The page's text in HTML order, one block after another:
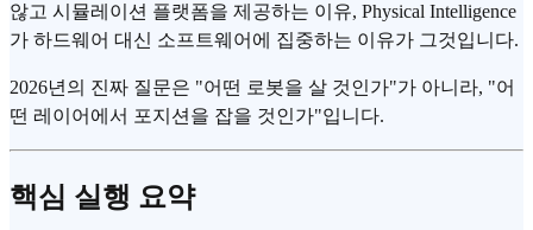
않고 시뮬레이션 플랫폼을 제공하는 이유, Physical Intelligence
가 하드웨어 대신 소프트웨어에 집중하는 이유가 그것입니다.
2026년의 진짜 질문은 "어떤 로봇을 살 것인가"가 아니라, "어
떤 레이어에서 포지션을 잡을 것인가"입니다.
핵심 실행 요약